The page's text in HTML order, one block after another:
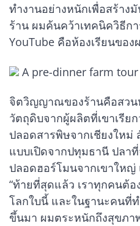
ทำงานอย่างหนักเพื่อสร้าง
ร้าน ผมค้นคว้าเทคนิควิธีก
YouTube คือห้องเรียนของ
A pre-dinner farm
จิตวิญญาณของร้านคือสวน
วัตถุดิบจากผู้ผลิตที่เขาเรีย
ปลอดสารพิษจากเชียงใหม่
แบบเปิดจากปทุมธานี ปลา
ปลอดฮอร์โมนจากเขาให
“ท้ายที่สุดแล้ว เราทุกคนต้
โลกใบนี้ และในฐานะคนที่
ขึ้นมา ผมตระหนักถึงสุขภา